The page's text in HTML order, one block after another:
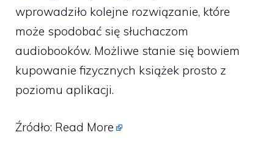
wprowadziło kolejne rozwiązanie, które
może spodobać się słuchaczom
audiobooków. Możliwe stanie się bowiem
kupowanie fizycznych książek prosto z
poziomu aplikacji.
Źródło: Read More